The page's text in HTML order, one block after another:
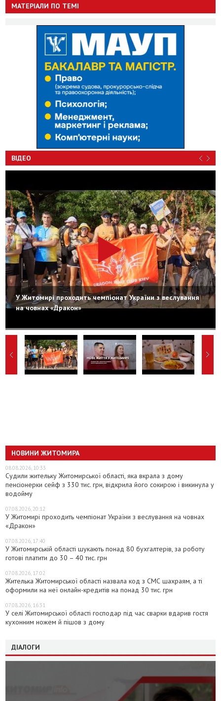
МАТЕРІАЛИ ПО ТЕМІ
ВІДЕО
У Житомирі проходить чемпіонат України з веслування
на човнах «Дракон»
НОВИНИ ЖИТОМИРА
08.08.2026, 10:33
Судили жительку Житомирської області, яка вкрала з дому
пенсіонерки сейф з 330 тис. грн, відкрила його сокирою і викинула у
водойму
07.08.2026, 20:12
У Житомирі проходить чемпіонат України з веслування на човнах
«Дракон»
07.08.2026, 17:40
У Житомирській області шукають понад 80 бухгалтерів, за роботу
готові платити до 30 – 40 тис. грн
07.08.2026, 17:02
Жителька Житомирської області назвала код з СМС шахраям, а ті
оформили на неї онлайн-кредитів на понад 30 тис. грн
07.08.2026, 16:31
У селі Житомирської області господар під час сварки вдарив гостя
кухонним ножем й пішов з дому
ДІАЛОГИ